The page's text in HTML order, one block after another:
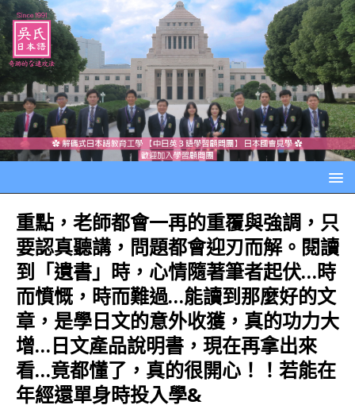
重點，老師都會一再的重覆與強調，只
要認真聽講，問題都會迎刃而解。閱讀
到「遺書」時，心情隨著筆者起伏…時
而憤慨，時而難過…能讀到那麼好的文
章，是學日文的意外收獲，真的功力大
增…日文產品說明書，現在再拿出來
看…竟都懂了，真的很開心！！若能在
年經還單身時投入學&